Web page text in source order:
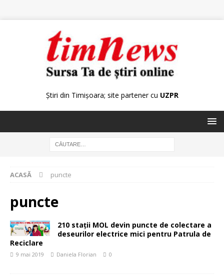
Știri din Timișoara; site partener cu UZPR
ACASĂ puncte
puncte
210 stații MOL devin puncte de colectare a
deseurilor electrice mici pentru Patrula de
Reciclare
9 mai 2019 Daniela Florian 0